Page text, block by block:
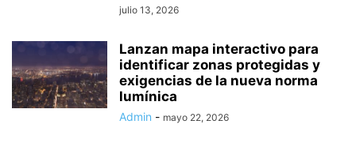
julio 13, 2026
Lanzan mapa interactivo para
identificar zonas protegidas y
exigencias de la nueva norma
lumínica
Admin - mayo 22, 2026